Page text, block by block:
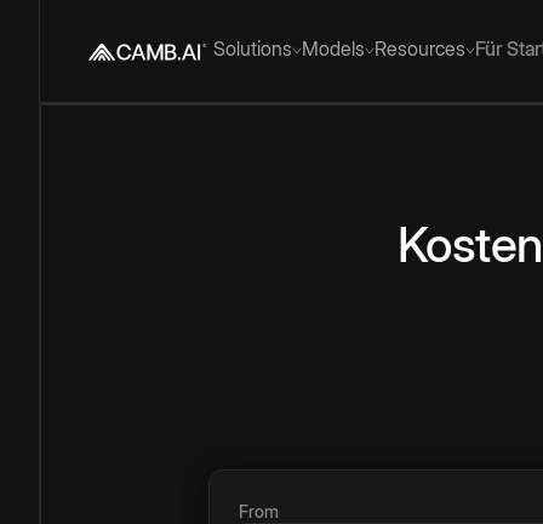
Solutions Models Resources Für
From